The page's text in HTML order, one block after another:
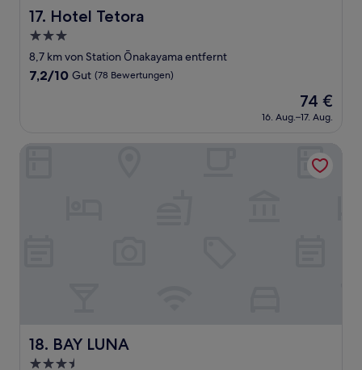
17. Hotel Tetora
Hotel Tetora
3.0-
Sterne-
Unterkunft
8,7 km von Station Ōnakayama entfernt
7.2
Bewertungen)
7,2/10 Gut (78 Bewertungen)
Der
Preis
beträgt
74 €
16. Aug.–17. Aug.
18. BAY LUNA
BAY LUNA
3.5-